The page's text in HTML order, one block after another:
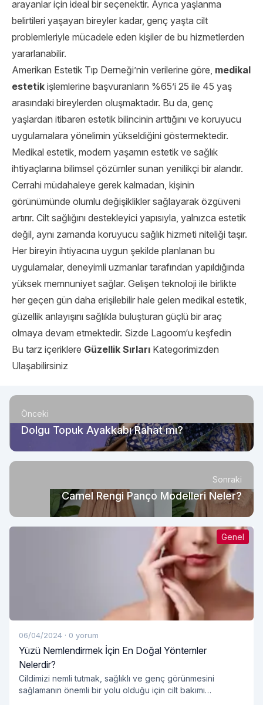
arayanlar için ideal bir seçenektir. Ayrıca yaşlanma
belirtileri yaşayan bireyler kadar, genç yaşta cilt
problemleriyle mücadele eden kişiler de bu hizmetlerden
yararlanabilir.
Amerikan Estetik Tıp Derneği’nin verilerine göre, medikal
estetik işlemlerine başvuranların %65’i 25 ile 45 yaş
arasındaki bireylerden oluşmaktadır. Bu da, genç
yaşlardan itibaren estetik bilincinin arttığını ve koruyucu
uygulamalara yönelimin yükseldiğini göstermektedir.
Medikal estetik, modern yaşamın estetik ve sağlık
ihtiyaçlarına bilimsel çözümler sunan yenilikçi bir alandır.
Cerrahi müdahaleye gerek kalmadan, kişinin
görünümünde olumlu değişiklikler sağlayarak özgüveni
artırır. Cilt sağlığını destekleyici yapısıyla, yalnızca estetik
değil, aynı zamanda koruyucu sağlık hizmeti niteliği taşır.
Her bireyin ihtiyacına uygun şekilde planlanan bu
uygulamalar, deneyimli uzmanlar tarafından yapıldığında
yüksek memnuniyet sağlar. Gelişen teknoloji ile birlikte
her geçen gün daha erişilebilir hale gelen medikal estetik,
güzellik anlayışını sağlıkla buluşturan güçlü bir araç
olmaya devam etmektedir. Sizde Lagoom‘u keşfedin
Bu tarz içeriklere Güzellik Sırları Kategorimizden
Ulaşabilirsiniz
Önceki
Dolgu Topuk Ayakkabı Rahat mı?
Sonraki
Camel Rengi Panço Modelleri Neler?
Genel
06/04/2024 · 0 yorum
Yüzü Nemlendirmek İçin En Doğal Yöntemler
Nelerdir?
Cildimizi nemli tutmak, sağlıklı ve genç görünmesini
sağlamanın önemli bir yolu olduğu için cilt bakımı